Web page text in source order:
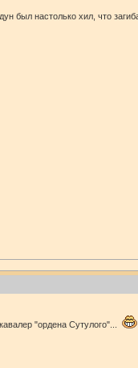
был настолько хил, что
"ордена Сутулого"...